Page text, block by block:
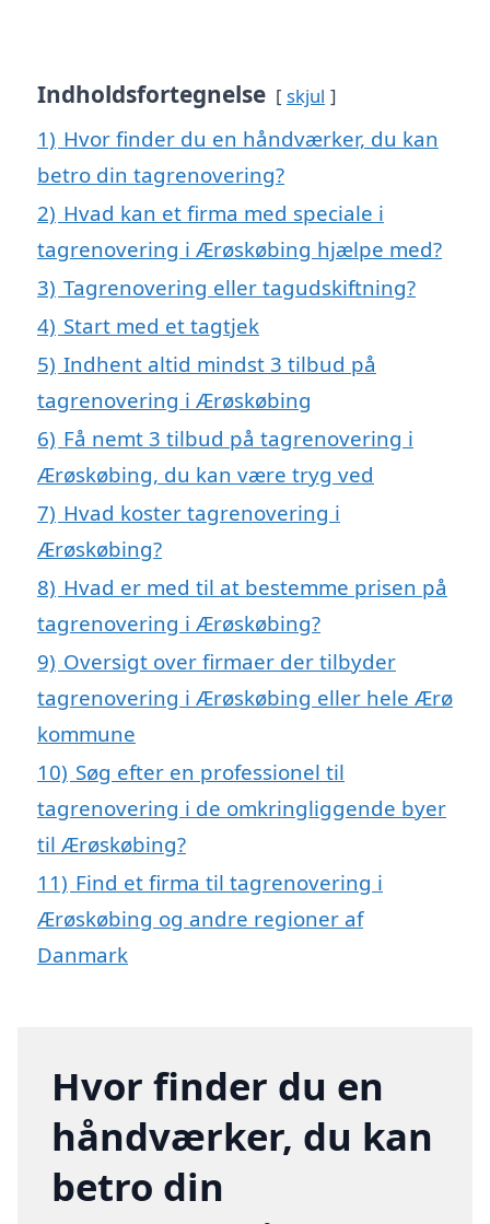
Indholdsfortegnelse skjul
1) Hvor finder du en håndværker, du kan
betro din tagrenovering?
2) Hvad kan et firma med speciale i
tagrenovering i Ærøskøbing hjælpe med?
3) Tagrenovering eller tagudskiftning?
4) Start med et tagtjek
5) Indhent altid mindst 3 tilbud på
tagrenovering i Ærøskøbing
6) Få nemt 3 tilbud på tagrenovering i
Ærøskøbing, du kan være tryg ved
7) Hvad koster tagrenovering i
Ærøskøbing?
8) Hvad er med til at bestemme prisen på
tagrenovering i Ærøskøbing?
9) Oversigt over firmaer der tilbyder
tagrenovering i Ærøskøbing eller hele Ærø
kommune
10) Søg efter en professionel til
tagrenovering i de omkringliggende byer
til Ærøskøbing?
11) Find et firma til tagrenovering i
Ærøskøbing og andre regioner af
Danmark
Hvor finder du en
håndværker, du kan
betro din